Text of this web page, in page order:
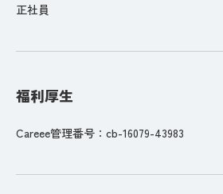
正社員
福利厚生
Careee管理番号：cb-16079-43983